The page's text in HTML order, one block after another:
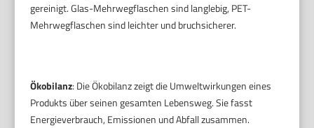
gereinigt. Glas-Mehrwegflaschen sind langlebig, PET-
Mehrwegflaschen sind leichter und bruchsicherer.
Ökobilanz: Die Ökobilanz zeigt die Umweltwirkungen eines
Produkts über seinen gesamten Lebensweg. Sie fasst
Energieverbrauch, Emissionen und Abfall zusammen.